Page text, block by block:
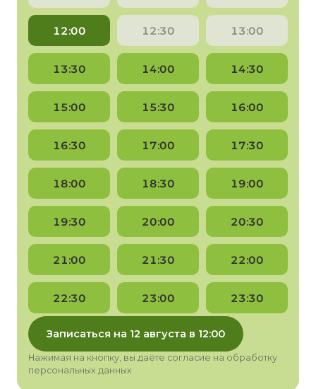
12:00 12:30 13:00
13:30 14:00 14:30
15:00 15:30 16:00
16:30 17:00 17:30
18:00 18:30 19:00
19:30 20:00 20:30
21:00 21:30 22:00
22:30 23:00 23:30
Записаться на 12 августа в 12:00
Нажимая на кнопку, вы даёте согласие на обработку
персональных данных